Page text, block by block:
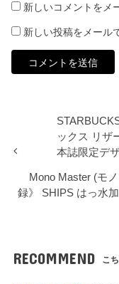
新しいコメントをメ
新しい投稿をメール
ックス リザ
本誌限定デ
Mono Master (モ
録》 SHIPS はっ水
RECOMMEND こ